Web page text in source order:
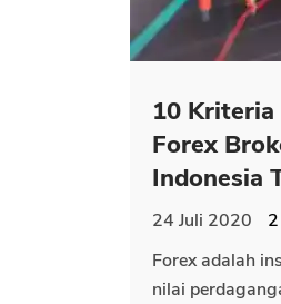
10 Kriteria
Forex
Indonesia
24 Juli 2020 2
Forex adalah
nilai